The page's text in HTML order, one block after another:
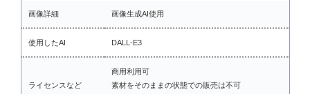
画像詳細 画像生成AI使用
使用したAI DALL-E3
ライセンスなど
商用利用可
素材をそのままの状態での販売は不可